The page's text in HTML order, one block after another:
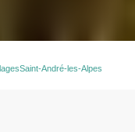
Saint-André-les-Alpes